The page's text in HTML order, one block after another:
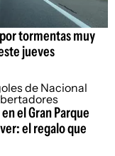
tormentas muy
jueves
el Gran Parque
el regalo que